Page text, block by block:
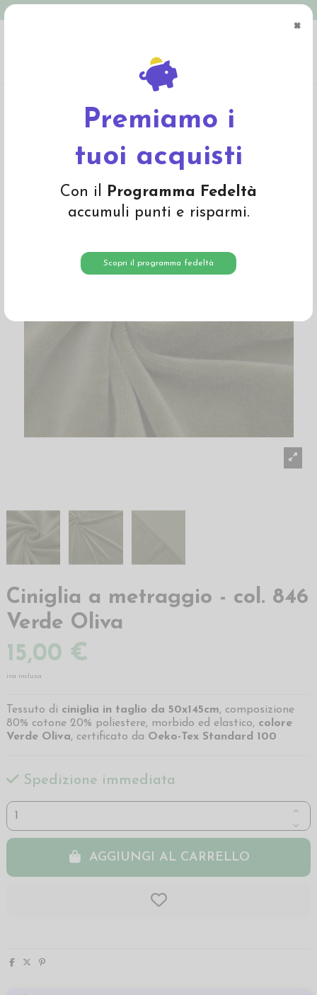
×
Premiamo i
tuoi acquisti
Con il Programma Fedeltà
accumuli punti e risparmi.
Scopri il programma fedeltà
Ciniglia a metraggio - col. 846 Verde Oliva
Ciniglia a metraggio - col. 846
Verde Oliva
15,00 €
iva inclusa
Tessuto di ciniglia in taglio da 50x145cm, composizione
80% cotone 20% poliestere, morbido ed elastico, colore
Verde Oliva, certificato da Oeko-Tex Standard 100
Spedizione immediata
AGGIUNGI AL CARRELLO